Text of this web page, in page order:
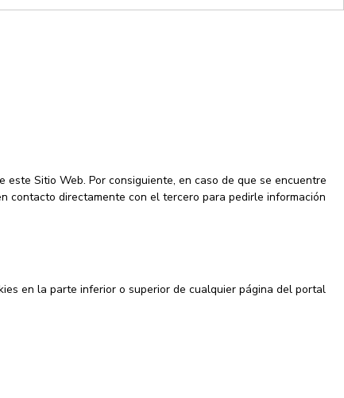
Sitio Web. Por consiguiente, en caso de que se encuentre
contacto directamente con el tercero para pedirle información
en la parte inferior o superior de cualquier página del portal